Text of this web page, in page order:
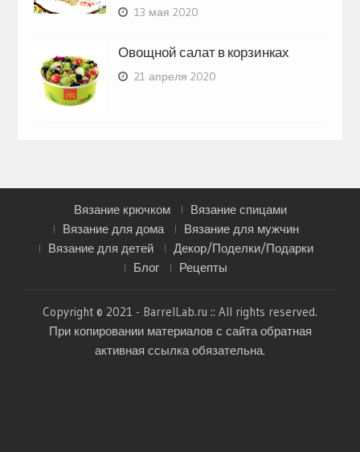
13 мая 2020
Овощной салат в корзинках
21 апреля 2020
Вязание крючком
Вязание спицами
Вязание для дома
Вязание для мужчин
Вязание для детей
Декор/Поделки/Подарки
Блог
Рецепты
Copyright © 2021 - BarrelLab.ru :: All rights reserved.
При копировании материалов с сайта обратная
активная ссылка обязательна.